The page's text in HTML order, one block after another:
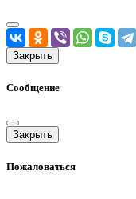
Закрыть
Сообщение
Закрыть
Пожаловаться